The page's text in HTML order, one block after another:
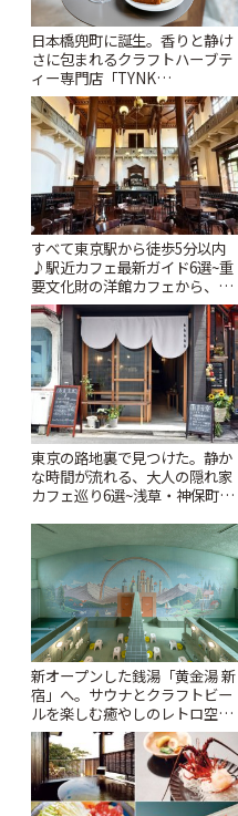
日本橋兜町に誕生。香りと静け
さに包まれるクラフトハーブテ
ィー専門店「TYNK
Kabutocho」 | ことりっぷ
すべて東京駅から徒歩5分以内
♪駅近カフェ最新ガイド6選~重
要文化財の洋館カフェから、改
札すぐのレトロ喫茶まで~ | こと
りっぷ
東京の路地裏で見つけた。静か
な時間が流れる、大人の隠れ家
カフェ巡り6選~浅草・神保町・
新オープンした銭湯「黄金湯 新
宿」へ。サウナとクラフトビー
ルを楽しむ癒やしのレトロ空間
| ことりっぷ